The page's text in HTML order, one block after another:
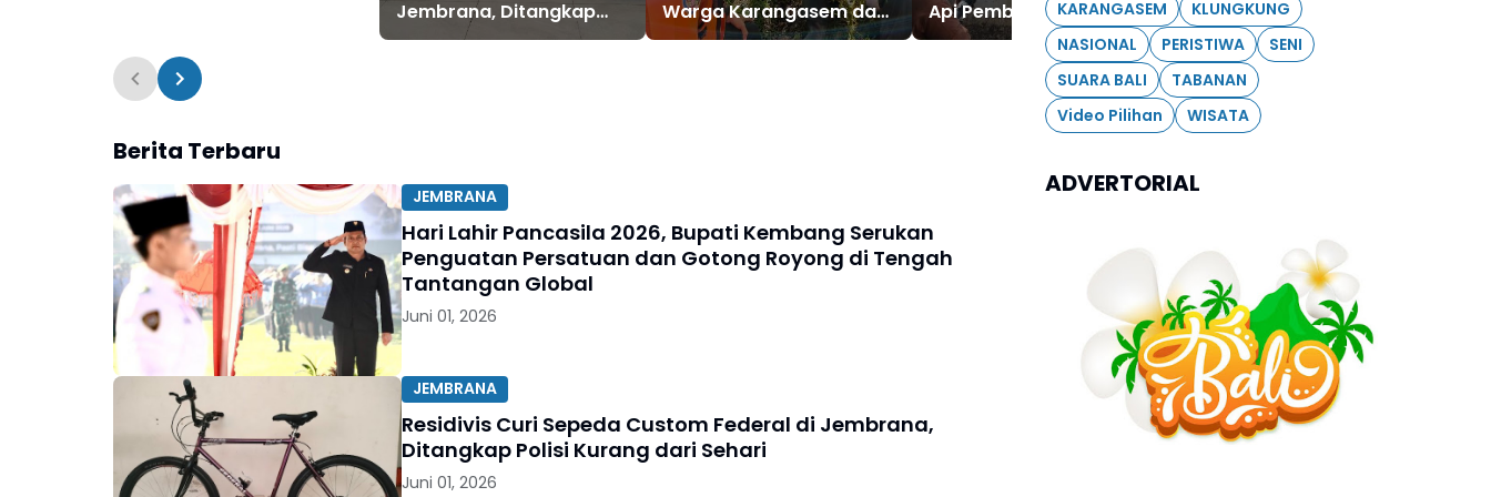
Jembrana, Ditangkap
Polisi Kurang dari Sehari
Warga Karangasem dan
2 WNA Rusia Berhasil
Api Pembakaran Sampah
Berita Terbaru
JEMBRANA
Hari Lahir Pancasila 2026, Bupati Kembang Serukan
Penguatan Persatuan dan Gotong Royong di Tengah
Tantangan Global
Juni 01, 2026
JEMBRANA
Residivis Curi Sepeda Custom Federal di Jembrana,
Ditangkap Polisi Kurang dari Sehari
Juni 01, 2026
KARANGASEM
KLUNGKUNG
NASIONAL
PERISTIWA
SENI
SUARA BALI
TABANAN
Video Pilihan
WISATA
ADVERTORIAL